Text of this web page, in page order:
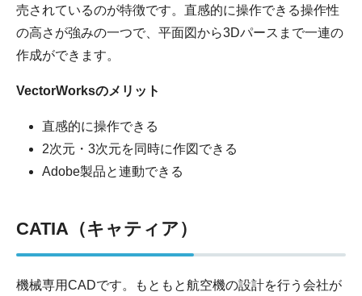
売されているのが特徴です。直感的に操作できる操作性
の高さが強みの一つで、平面図から3Dパースまで一連の
作成ができます。
VectorWorksのメリット
直感的に操作できる
2次元・3次元を同時に作図できる
Adobe製品と連動できる
CATIA（キャティア）
機械専用CADです。もともと航空機の設計を行う会社が